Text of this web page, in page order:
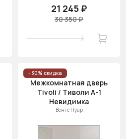
21 245 ₽
30 350 ₽
- 30% скидка
Межкомнатная дверь
Tivoli / Тиволи А-1
Невидимка
Венге Нуар